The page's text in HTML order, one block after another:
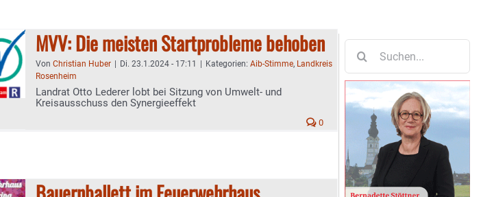
MVV: Die meisten Startprobleme behoben
Von Christian Huber Di. 23.1.2024 - 17:11 Kategorien: Aib-Stimme, Landkreis
Rosenheim
Landrat Otto Lederer lobt bei Sitzung von Umwelt- und
Kreisausschuss den Synergieeffekt
0
nach: